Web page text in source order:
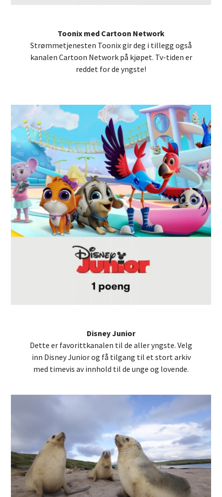
Toonix med Cartoon Network
Strømmetjenesten Toonix gir deg i tillegg også
kanalen Cartoon Network på kjøpet. Tv-tiden er
reddet for de yngste!
Disney Junior
Dette er favorittkanalen til de aller yngste. Velg
inn Disney Junior og få tilgang til et stort arkiv
med timevis av innhold til de unge og lovende.